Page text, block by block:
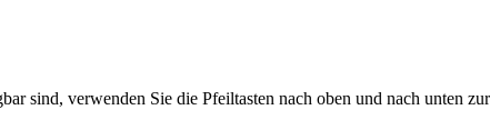
sind, verwenden Sie die Pfeiltasten nach oben und nach unten